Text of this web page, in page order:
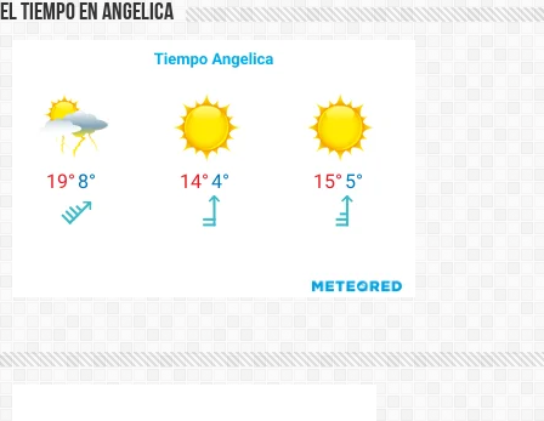
El Tiempo en Angelica